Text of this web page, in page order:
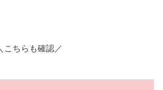
こちらも確認／